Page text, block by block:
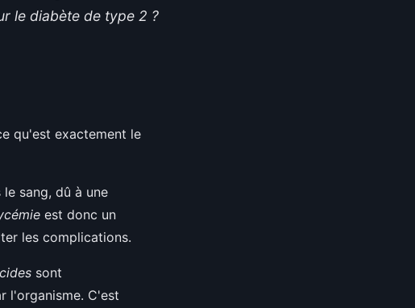
le diabète de type 2 ?
qu'est exactement le
sang, dû à une
est donc un
les complications.
sont
l'organisme. C'est